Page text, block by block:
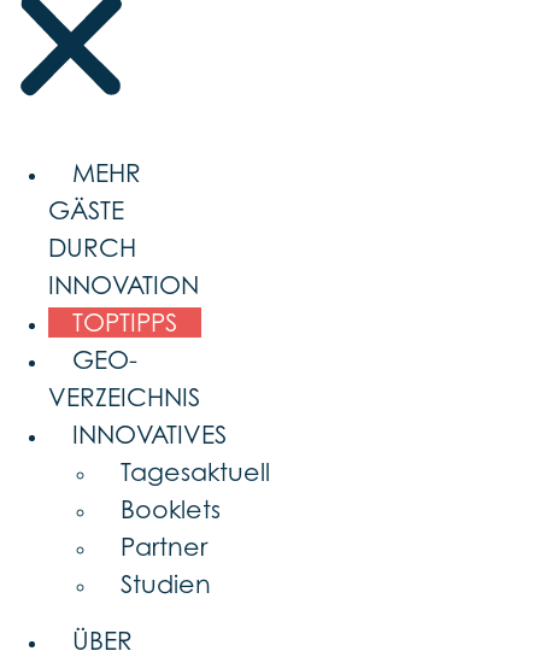
MEHR
GÄSTE
DURCH
INNOVATION
TOPTIPPS
GEO-
VERZEICHNIS
INNOVATIVES
Tagesaktuell
Booklets
Partner
Studien
ÜBER